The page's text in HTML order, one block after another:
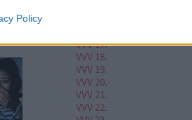
Policy
VVV 17.
VVV 18.
VVV 19.
VVV 20.
VVV 21.
VVV 22.